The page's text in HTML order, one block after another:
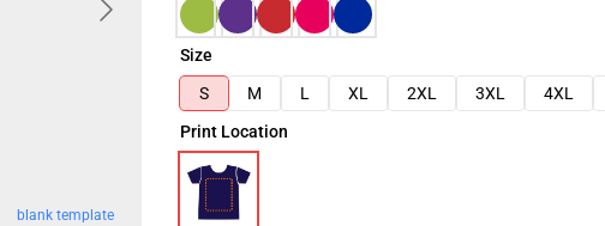
blank template
Size
S
M L XL 2XL 3XL 4XL
Print Location